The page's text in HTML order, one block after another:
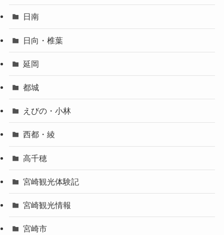
日南
日向・椎葉
延岡
都城
えびの・小林
西都・綾
高千穂
宮崎観光体験記
宮崎観光情報
宮崎市